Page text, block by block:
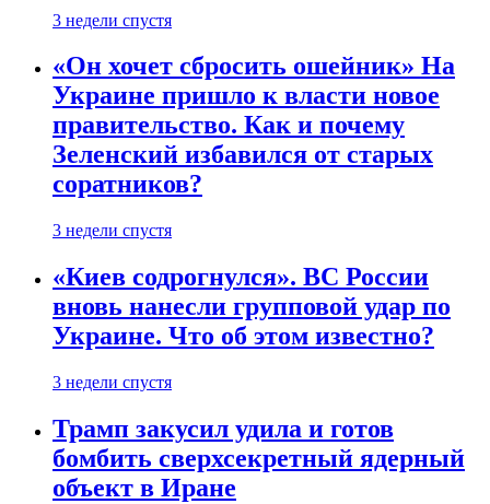
3 недели спустя
«Он хочет сбросить ошейник» На
Украине пришло к власти новое
правительство. Как и почему
Зеленский избавился от старых
соратников?
3 недели спустя
«Киев содрогнулся». ВС России
вновь нанесли групповой удар по
Украине. Что об этом известно?
3 недели спустя
Трамп закусил удила и готов
бомбить сверхсекретный ядерный
объект в Иране